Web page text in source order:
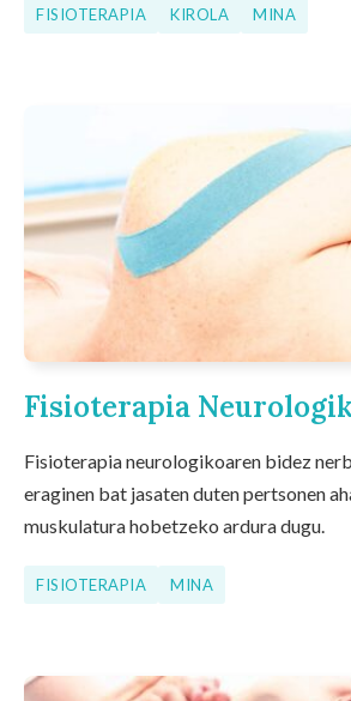
FISIOTERAPIA KIROLA MINA
Fisioterapia
Fisioterapia neurologikoaren bidez
eraginen bat jasaten duten pertsonen
muskulatura hobetzeko ardura dugu.
FISIOTERAPIA MINA